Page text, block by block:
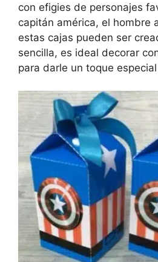
con efigies de personajes
capitán américa, el hombre
estas cajas pueden ser
sencilla, es ideal decorar
para darle un toque